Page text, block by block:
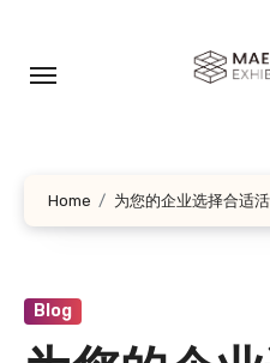
Home 为您的企业选择合适
Blog